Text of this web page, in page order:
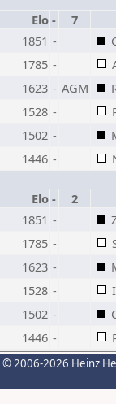
Elo -
7
1851 -
1785 -
1623 - AGM
1528 -
1502 -
1446 -
Elo -
2
1851 -
1785 -
1623 -
1528 -
1502 -
1446 -
© 2006-2026 Heinz